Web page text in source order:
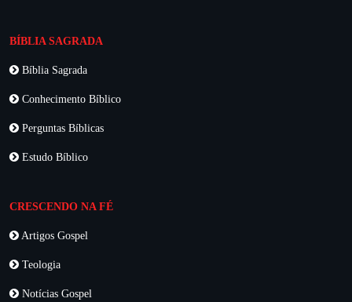
BÍBLIA SAGRADA
Bíblia Sagrada
Conhecimento Bíblico
Perguntas Bíblicas
Estudo Bíblico
CRESCENDO NA FÉ
Artigos Gospel
Teologia
Notícias Gospel